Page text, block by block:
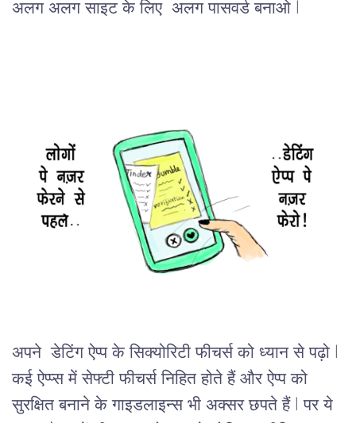
अलग अलग साइट के लिए  अलग पासवर्ड बनाओ l
अपने  डेटिंग ऐप्प के सिक्योरिटी फीचर्स को ध्यान से पढ़ो l
कई ऐप्प्स में सेफ्टी फीचर्स निहित होते हैं और ऐप्प को
सुरक्षित बनाने के गाइडलाइन्स भी अक्सर छपते हैं l पर ये